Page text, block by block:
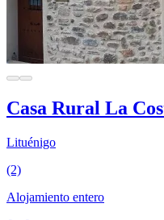
Casa Rural La
Lituénigo
(2)
Alojamiento entero